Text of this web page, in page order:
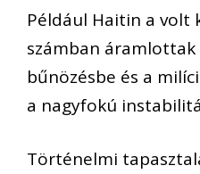
Például Haitin a volt
számban áramlottak
bűnözésbe és a
a nagyfokú
Történelmi